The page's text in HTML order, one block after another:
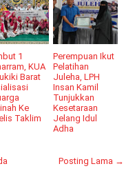
1
KUA
Barat
Ke
Taklim
Perempuan Ikut
Pelatihan
Juleha, LPH
Insan Kamil
Tunjukkan
Kesetaraan
Jelang Idul
Adha
Posting Lama →